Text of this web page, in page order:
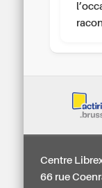
Centre
66 rue